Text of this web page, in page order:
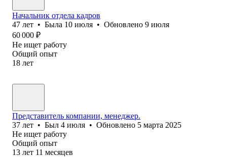
Начальник отдела кадров
47 лет • Была 10 июля • Обновлено 9 июля
60 000 ₽
Не ищет работу
Общий опыт
18 лет
Представитель компании, менеджер.
37 лет • Был 4 июля • Обновлено 5 марта 2025
Не ищет работу
Общий опыт
13 лет 11 месяцев